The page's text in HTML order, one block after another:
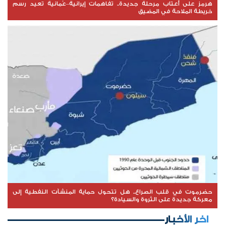
هرمز على أعتاب مرحلة جديدة.. تفاهمات إيرانية–عُمانية تعيد رسم
خريطة الملاحة في المضيق
حضرموت في قلب الصراع.. هل تتحول حماية المنشآت النفطية إلى
معركة جديدة على الثروة والسيادة؟
اخر الأخبار